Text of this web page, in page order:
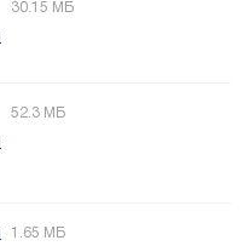
30.15 МБ
52.3 МБ
1.65 МБ